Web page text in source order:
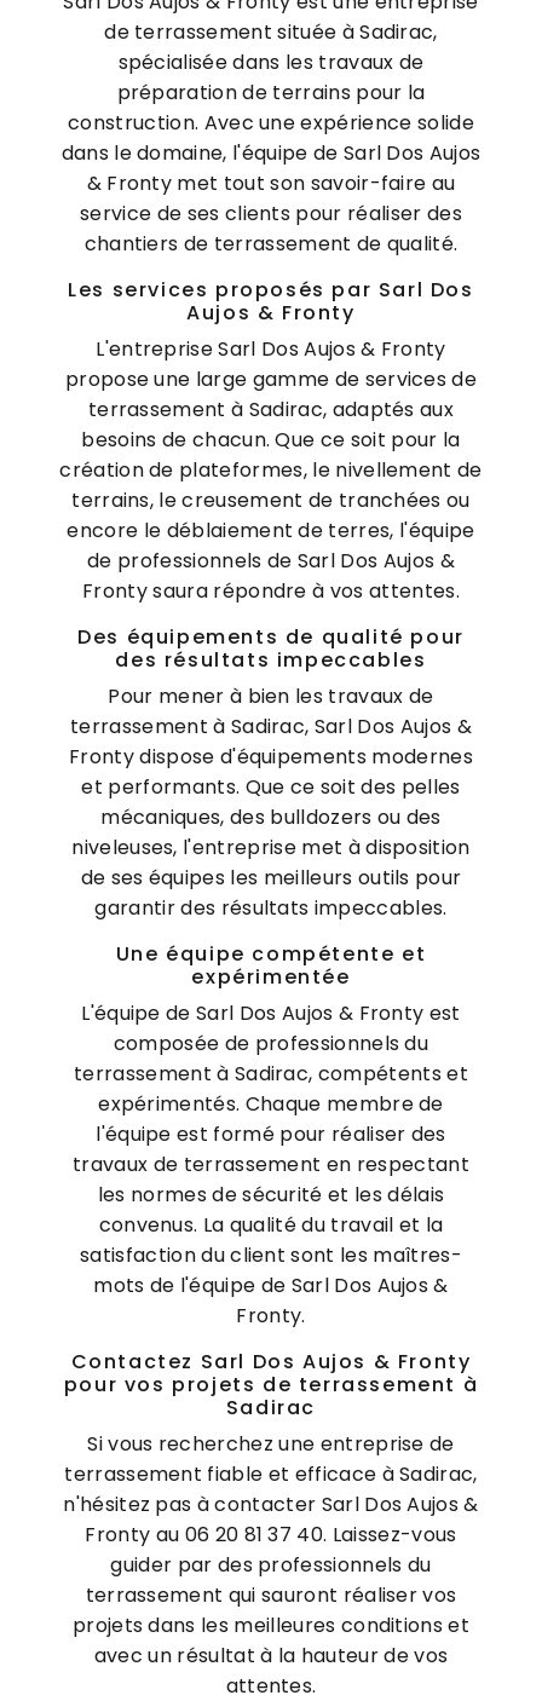
de terrassement située à Sadirac,
spécialisée dans les travaux de
préparation de terrains pour la
construction. Avec une expérience solide
dans le domaine, l'équipe de Sarl Dos Aujos
& Fronty met tout son savoir-faire au
service de ses clients pour réaliser des
chantiers de terrassement de qualité.
Les services proposés par Sarl Dos
Aujos & Fronty
L'entreprise Sarl Dos Aujos & Fronty
propose une large gamme de services de
terrassement à Sadirac, adaptés aux
besoins de chacun. Que ce soit pour la
création de plateformes, le nivellement de
terrains, le creusement de tranchées ou
encore le déblaiement de terres, l'équipe
de professionnels de Sarl Dos Aujos &
Fronty saura répondre à vos attentes.
Des équipements de qualité pour
des résultats impeccables
Pour mener à bien les travaux de
terrassement à Sadirac, Sarl Dos Aujos &
Fronty dispose d'équipements modernes
et performants. Que ce soit des pelles
mécaniques, des bulldozers ou des
niveleuses, l'entreprise met à disposition
de ses équipes les meilleurs outils pour
garantir des résultats impeccables.
Une équipe compétente et
expérimentée
L'équipe de Sarl Dos Aujos & Fronty est
composée de professionnels du
terrassement à Sadirac, compétents et
expérimentés. Chaque membre de
l'équipe est formé pour réaliser des
travaux de terrassement en respectant
les normes de sécurité et les délais
convenus. La qualité du travail et la
satisfaction du client sont les maîtres-
mots de l'équipe de Sarl Dos Aujos &
Fronty.
Contactez Sarl Dos Aujos & Fronty
pour vos projets de terrassement à
Sadirac
Si vous recherchez une entreprise de
terrassement fiable et efficace à Sadirac,
n'hésitez pas à contacter Sarl Dos Aujos &
Fronty au 06 20 81 37 40. Laissez-vous
guider par des professionnels du
terrassement qui sauront réaliser vos
projets dans les meilleures conditions et
avec un résultat à la hauteur de vos
attentes.